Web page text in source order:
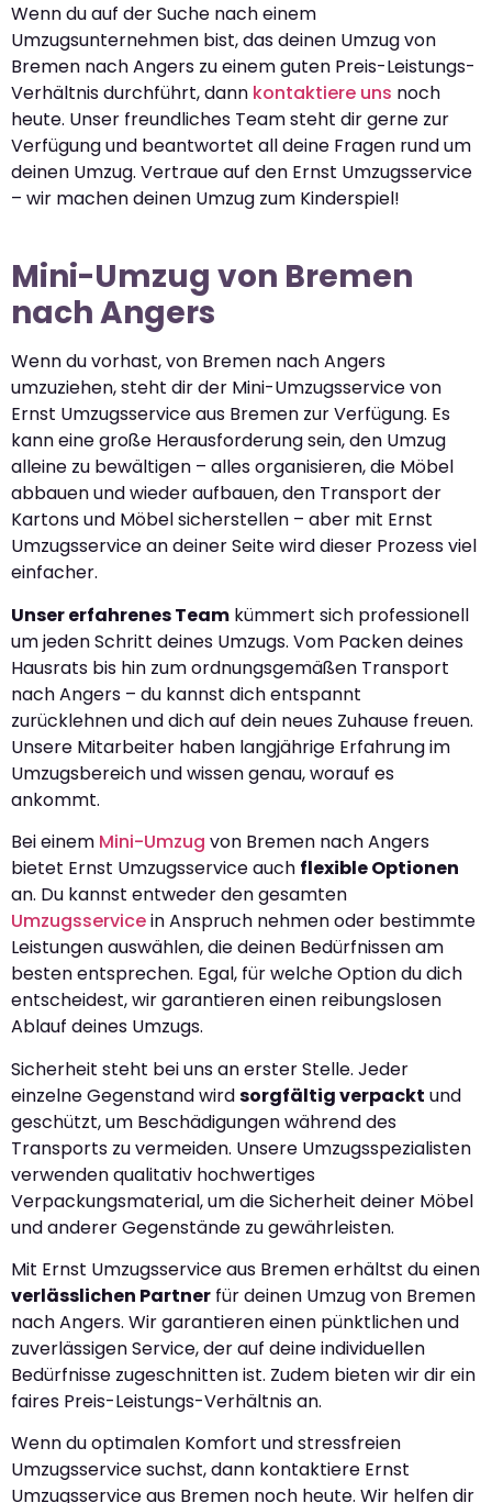
Wenn du auf der Suche nach einem
Umzugsunternehmen bist, das deinen Umzug von
Bremen nach Angers zu einem guten Preis-Leistungs-
Verhältnis durchführt, dann kontaktiere uns noch
heute. Unser freundliches Team steht dir gerne zur
Verfügung und beantwortet all deine Fragen rund um
deinen Umzug. Vertraue auf den Ernst Umzugsservice
– wir machen deinen Umzug zum Kinderspiel!
Mini-Umzug von Bremen
nach Angers
Wenn du vorhast, von Bremen nach Angers
umzuziehen, steht dir der Mini-Umzugsservice von
Ernst Umzugsservice aus Bremen zur Verfügung. Es
kann eine große Herausforderung sein, den Umzug
alleine zu bewältigen – alles organisieren, die Möbel
abbauen und wieder aufbauen, den Transport der
Kartons und Möbel sicherstellen – aber mit Ernst
Umzugsservice an deiner Seite wird dieser Prozess viel
einfacher.
Unser erfahrenes Team kümmert sich professionell
um jeden Schritt deines Umzugs. Vom Packen deines
Hausrats bis hin zum ordnungsgemäßen Transport
nach Angers – du kannst dich entspannt
zurücklehnen und dich auf dein neues Zuhause freuen.
Unsere Mitarbeiter haben langjährige Erfahrung im
Umzugsbereich und wissen genau, worauf es
ankommt.
Bei einem Mini-Umzug von Bremen nach Angers
bietet Ernst Umzugsservice auch flexible Optionen
an. Du kannst entweder den gesamten
Umzugsservicein Anspruch nehmen oder bestimmte
Leistungen auswählen, die deinen Bedürfnissen am
besten entsprechen. Egal, für welche Option du dich
entscheidest, wir garantieren einen reibungslosen
Ablauf deines Umzugs.
Sicherheit steht bei uns an erster Stelle. Jeder
einzelne Gegenstand wirdsorgfältig verpackt und
geschützt, um Beschädigungen während des
Transports zu vermeiden. Unsere Umzugsspezialisten
verwenden qualitativ hochwertiges
Verpackungsmaterial, um die Sicherheit deiner Möbel
und anderer Gegenstände zu gewährleisten.
Mit Ernst Umzugsservice aus Bremen erhältst du einen
verlässlichen Partner für deinen Umzug von Bremen
nach Angers. Wir garantieren einen pünktlichen und
zuverlässigen Service, der auf deine individuellen
Bedürfnisse zugeschnitten ist. Zudem bieten wir dir ein
faires Preis-Leistungs-Verhältnis an.
Wenn du optimalen Komfort und stressfreien
Umzugsservice suchst, dann kontaktiere Ernst
Umzugsservice aus Bremen noch heute. Wir helfen dir